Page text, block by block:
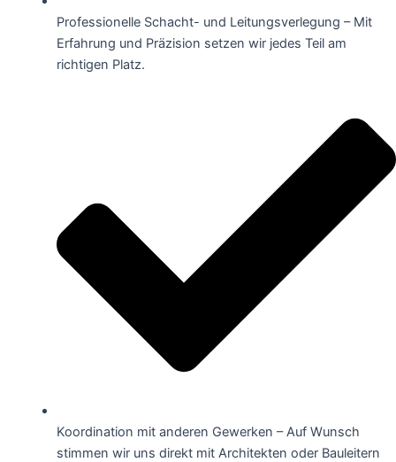
Professionelle Schacht- und Leitungsverlegung – Mit
Erfahrung und Präzision setzen wir jedes Teil am
richtigen Platz.
Koordination mit anderen Gewerken – Auf Wunsch
stimmen wir uns direkt mit Architekten oder Bauleitern